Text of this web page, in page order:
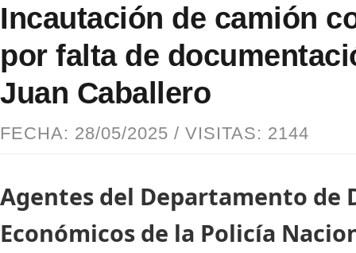
Incautación de camión
por falta de
Juan Caballero
FECHA: 28/05/2025 / VISITAS: 2144
Agentes del Departamento de
Económicos de la Policía